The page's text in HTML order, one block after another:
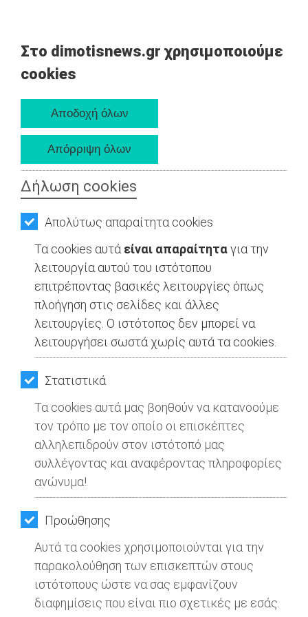
Στο dimotisnews.gr χρησιμοποιούμε
cookies
Δήλωση cookies
Απολύτως απαραίτητα cookies
Τα cookies αυτά είναι απαραίτηταγια την
λειτουργία αυτού του ιστότοπου
επιτρέποντας βασικές λειτουργίες όπως
πλοήγηση στις σελίδες και άλλες
λειτουργίες. Ο ιστότοπος δεν μπορεί να
λειτουργήσει σωστά χωρίς αυτά τα cookies.
Στατιστικά
Τα cookies αυτά μας βοηθούν να κατανοούμε
τον τρόπο με τον οποίο οι επισκέπτες
αλληλεπιδρούν στον ιστότοπό μας
συλλέγοντας και αναφέροντας πληροφορίες
ανώνυμα!
Προώθησης
Αυτά τα cookies χρησιμοποιούνται για την
παρακολούθηση των επισκεπτών στους
ιστότοπους ώστε να σας εμφανίζουν
διαφημίσεις που είναι πιο σχετικές με εσάς.